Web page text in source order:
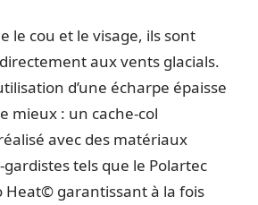
le cou et le visage, ils sont
aux vents glacials.
d’une écharpe épaisse
mieux : un cache-col
avec des matériaux
tels que le Polartec
Heat© garantissant à la fois